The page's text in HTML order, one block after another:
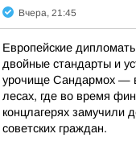
Вчера, 21:45
Европейские
двойные стандарты и
урочище Сандармох —
лесах, где во время
концлагерях замучили
советских граждан.